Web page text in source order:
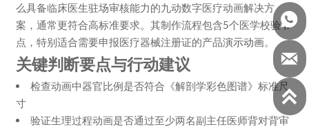
么具备临床医生驻场审核能力的九动数字医疗动画解决方
案，通常更符合高标准要求。其制作流程包含5个医学校验节
点，特别适合需要申报医疗器械注册证的产品演示动画。
关键判断要点与行动建议
检查动画中器官比例是否符合《解剖学彩色图谱》标准尺
寸
验证生理过程动画是否通过至少两名副主任医师背对背审


